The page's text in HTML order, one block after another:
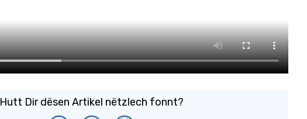
Hutt Dir dësen Artikel nëtzlech fonnt?